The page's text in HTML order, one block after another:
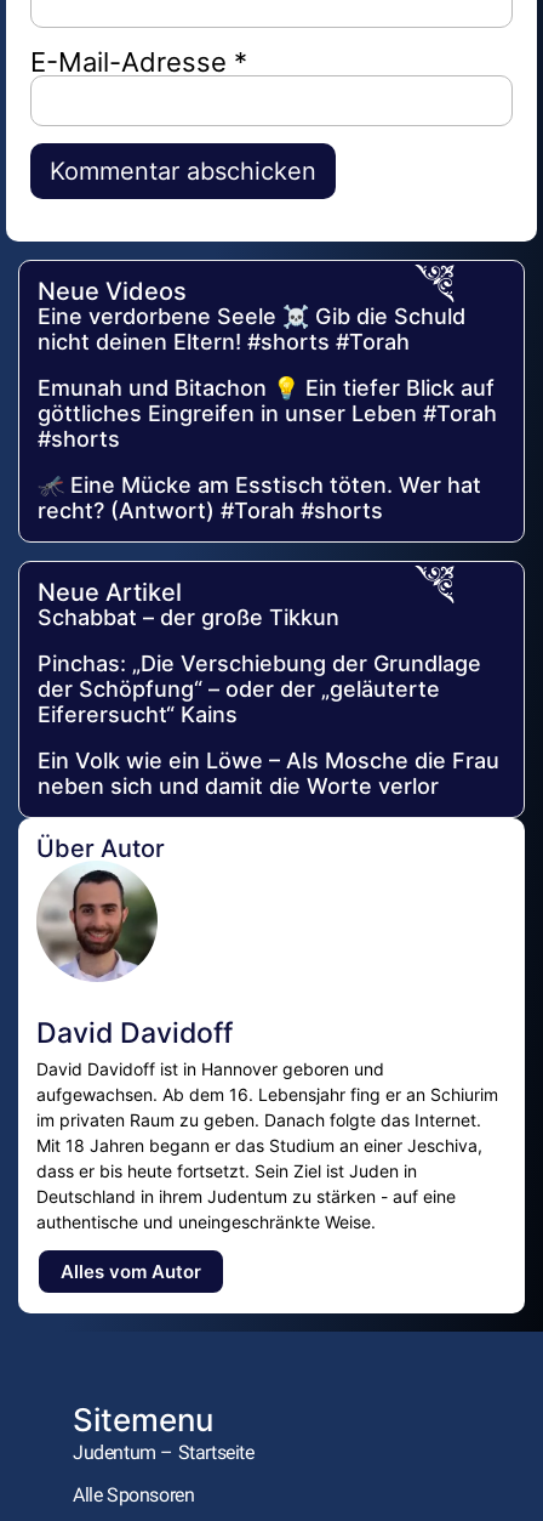
E-Mail-Adresse *
Alternative:
Neue Videos
Eine verdorbene Seele ☠️ Gib die Schuld
nicht deinen Eltern! #shorts #Torah
Emunah und Bitachon 💡 Ein tiefer Blick auf
göttliches Eingreifen in unser Leben #Torah
#shorts
🦟 Eine Mücke am Esstisch töten. Wer hat
recht? (Antwort) #Torah #shorts
Neue Artikel
Schabbat – der große Tikkun
Pinchas: „Die Verschiebung der Grundlage
der Schöpfung“ – oder der „geläuterte
Eiferersucht“ Kains
Ein Volk wie ein Löwe – Als Mosche die Frau
neben sich und damit die Worte verlor
Über Autor
David Davidoff
David Davidoff ist in Hannover geboren und
aufgewachsen. Ab dem 16. Lebensjahr fing er an Schiurim
im privaten Raum zu geben. Danach folgte das Internet.
Mit 18 Jahren begann er das Studium an einer Jeschiva,
dass er bis heute fortsetzt. Sein Ziel ist Juden in
Deutschland in ihrem Judentum zu stärken - auf eine
authentische und uneingeschränkte Weise.
Alles vom Autor
Sitemenu
Judentum – Startseite
Alle Sponsoren